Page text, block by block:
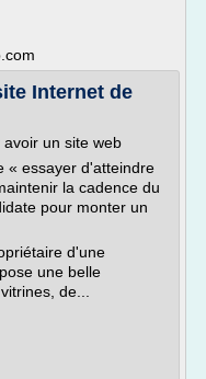
Internet de
un site web
« essayer d'atteindre
la cadence du
pour monter un
d'une
une belle
de...